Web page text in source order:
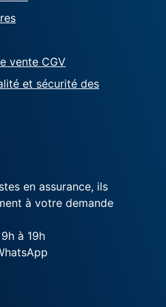
vente CGV
et sécurité des
en assurance, ils
à votre demande
à 19h